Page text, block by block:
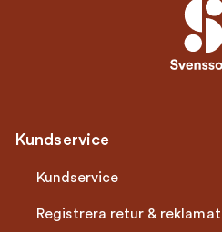
Kundservice
Kundservice
Registrera retur &